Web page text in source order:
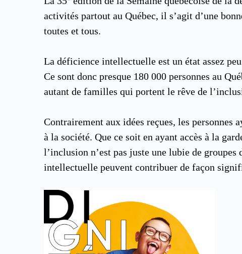
activités partout au Québec, il s’agit d’une
toutes et tous.
La déficience intellectuelle est un état assez
Ce sont donc presque 180 000 personnes au
autant de familles qui portent le rêve de
Contrairement aux idées reçues, les
à la société. Que ce soit en ayant accès à la
l’inclusion n’est pas juste une lubie de
intellectuelle peuvent contribuer de façon